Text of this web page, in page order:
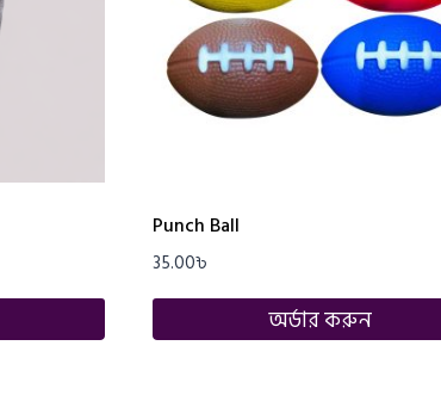
Punch Ball
35.00৳
অর্ডার করুন